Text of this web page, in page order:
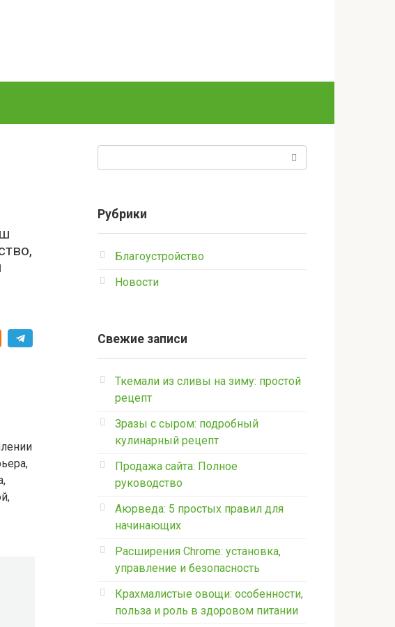
Рубрики
Благоустройство
Новости
Свежие записи
Ткемали из сливы на зиму: простой
рецепт
Зразы с сыром: подробный
кулинарный рецепт
Продажа сайта: Полное
руководство
Аюрведа: 5 простых правил для
начинающих
Расширения Chrome: установка,
управление и безопасность
Крахмалистые овощи: особенности,
польза и роль в здоровом питании